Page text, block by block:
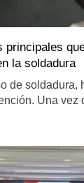
principales
la soldadura
de soldadura,
Una vez